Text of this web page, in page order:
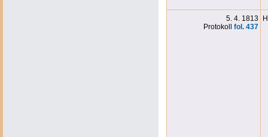
5. 4. 1813
Protokoll fol. 437